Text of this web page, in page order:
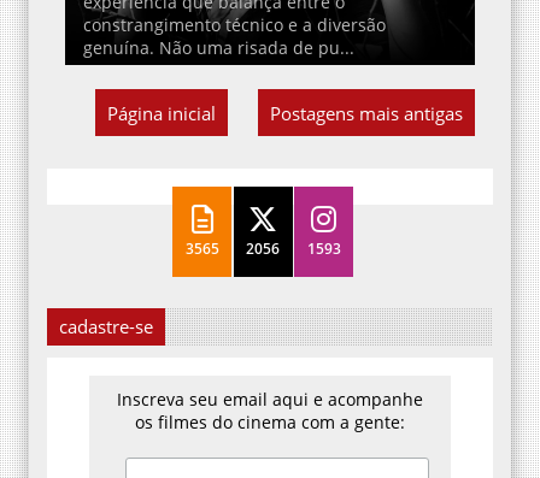
constrangimento técnico e a diversão
genuína. Não uma risada de pu...
Postagens mais antigas
Página inicial
3565 2056 1593
cadastre-se
Inscreva seu email aqui e acompanhe
os filmes do cinema com a gente: